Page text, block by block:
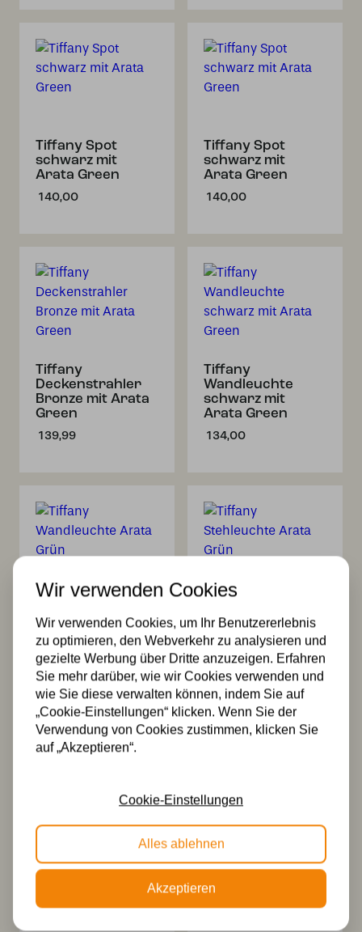
Tiffany Spot
schwarz mit
Arata Green
140,00
Tiffany Spot
schwarz mit
Arata Green
140,00
Tiffany
Deckenstrahler
Bronze mit Arata
Green
139,99
Tiffany
Wandleuchte
schwarz mit
Arata Green
134,00
Wandleuchte
Arata Grün
134,50
Stehleuchte
Arata Grün
323,00
Tiffany
Skulptur Ballade
of a Bird Arata
239,99
Green auf
Deckenbalken
309,99
Wir verwenden Cookies
Wir verwenden Cookies, um Ihr Benutzererlebnis
zu optimieren, den Webverkehr zu analysieren und
gezielte Werbung über Dritte anzuzeigen. Erfahren
Sie mehr darüber, wie wir Cookies verwenden und
wie Sie diese verwalten können, indem Sie auf
„Cookie-Einstellungen“ klicken. Wenn Sie der
Verwendung von Cookies zustimmen, klicken Sie
auf „Akzeptieren“.
Cookie-Einstellungen
Alles ablehnen
Akzeptieren